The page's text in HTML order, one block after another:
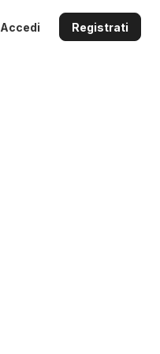
Accedi Registrati